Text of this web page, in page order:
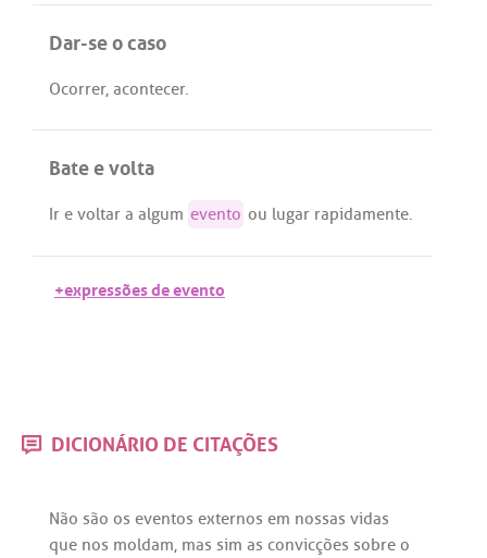
Dar-se o caso
Ocorrer, acontecer.
Bate e volta
Ir e voltar a algum evento ou lugar rapidamente.
+expressões de evento
DICIONÁRIO DE CITAÇÕES
Não são os eventos externos em nossas vidas
que nos moldam, mas sim as convicções sobre o